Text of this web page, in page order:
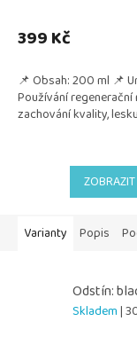
399 Kč
📌 Obsah: 200 ml 📌
Používání
zachování kvality,
Varianty Popis
Odstín:
Skladem|